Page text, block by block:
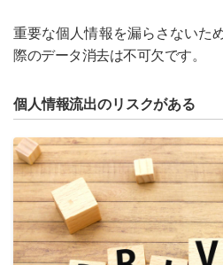
重要な個人情報を漏らさないた
際のデータ消去は不可欠です。
個人情報流出のリスクがある